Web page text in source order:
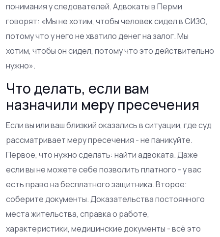
понимания у следователей. Адвокаты в Перми
говорят: «Мы не хотим, чтобы человек сидел в СИЗО,
потому что у него не хватило денег на залог. Мы
хотим, чтобы он сидел, потому что это действительно
нужно».
Что делать, если вам
назначили меру пресечения
Если вы или ваш близкий оказались в ситуации, где суд
рассматривает меру пресечения - не паникуйте.
Первое, что нужно сделать: найти адвоката. Даже
если вы не можете себе позволить платного - у вас
есть право на бесплатного защитника. Второе:
соберите документы. Доказательства постоянного
места жительства, справка о работе,
характеристики, медицинские документы - всё это